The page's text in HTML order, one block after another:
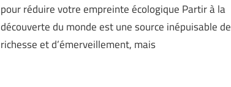
pour réduire votre empreinte écologique Partir à la
découverte du monde est une source inépuisable de
richesse et d’émerveillement, mais